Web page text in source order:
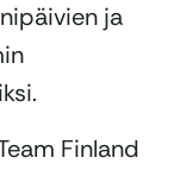
ja
Finland